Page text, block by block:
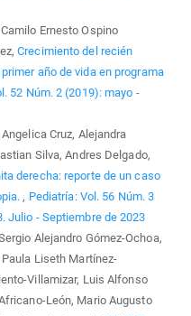
Ernesto Ospino
Crecimiento del recién
año de vida en programa
52 Núm. 2 (2019): mayo -
Cruz, Alejandra
Silva, Andres Delgado,
derecha: reporte de un caso
, Pediatría: Vol. 56 Núm. 3
Julio - Septiembre de 2023
Alejandro Gómez-Ochoa,
Liseth Martínez-
Villamizar, Luis Alfonso
León, Mario Augusto